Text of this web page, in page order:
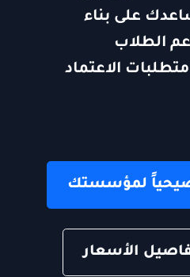
على بناء
الطلاب
متطلبات الاعتماد
لمؤسستك
الأسعار